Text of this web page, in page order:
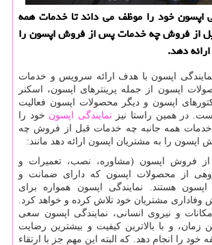
اپسون خود را موظف می داند تا خدمات همه
از فروش چه خدمات پس از فروش اپسون را
دهد.
اپسون با هدف ارائه سرویس و خدمات
اپسون از جمله پرینترهای اپسون، اسکنر
اپسون و دیگر محصولات اپسون فعالیت
در همین راستا نیز نمایندگی اپسون خود را
همه جانبه چه خدمات قبل از فروش چه
را به مشتریان اپسون ارائه دهد مانند:
فروش اپسون (مشاوره، نصب، تعمیرات و
از محصولات اپسون که دارای ضمانت و
هستند. نمایندگی اپسون همواره برای
وفاداری مشتریان خود تلاش کرده و خواهد کرد.
و نیروی انسانی، نمایندگی اپسون سعی
زمان، و با بالاترین کیفیت و بیشترین رضایت
را انجام دهد. که البته این مهم جز با ارتقاء